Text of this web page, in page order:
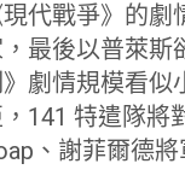
現代戰爭》的
最後以普萊斯
劇情規模看似
141 特遣隊將
、謝菲爾德將